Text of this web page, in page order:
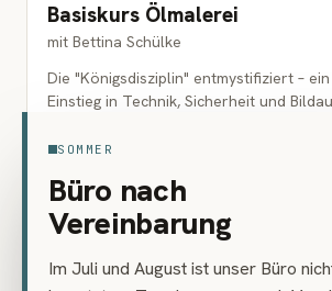
SOMMER
Büro nach
Vereinbarung
Im Juli und August ist unser Büro
ERWACHSENE
Basiskurs Ölmalerei
mit Bettina Schülke
Die "Königsdisziplin" entmystifiziert –
Einstieg in Technik, Sicherheit und
€ 486
MALEREI
Wien · 7 Kurstage · 21 h · ab